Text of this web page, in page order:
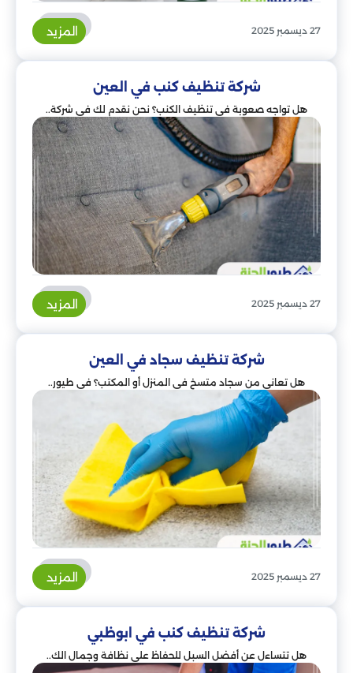
27 ديسمبر 2025 المزيد
شركة تنظيف كنب في العين
هل تواجه صعوبة في تنظيف الكنب؟ نحن نقدم لك في شركة..
27 ديسمبر 2025 المزيد
شركة تنظيف سجاد في العين
هل تعاني من سجاد متسخ في المنزل أو المكتب؟ في طيور..
27 ديسمبر 2025 المزيد
شركة تنظيف كنب في ابوظبي
هل تتساءل عن أفضل السبل للحفاظ على نظافة وجمال الك..